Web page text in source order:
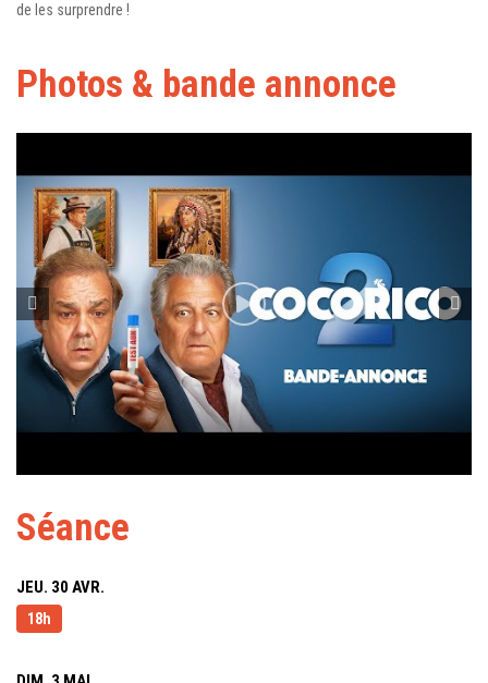
de les surprendre !
Photos & bande annonce
Séance
JEU. 30 AVR.
18h